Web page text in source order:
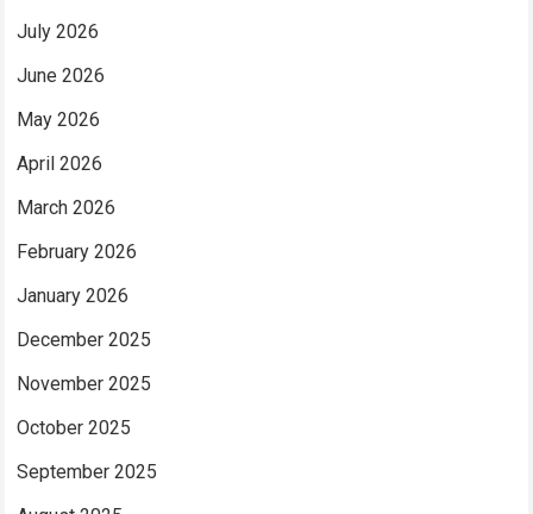
July 2026
June 2026
May 2026
April 2026
March 2026
February 2026
January 2026
December 2025
November 2025
October 2025
September 2025